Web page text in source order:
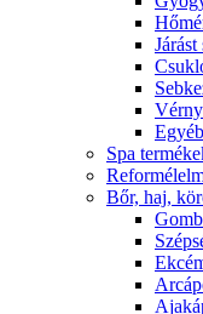
Spa
Bőr, haj,